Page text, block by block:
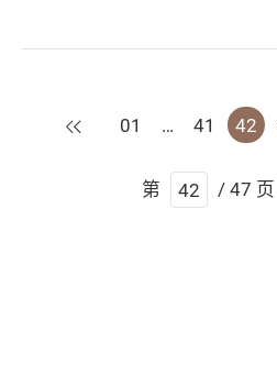
上一页
01 … 41 42
第 / 47 页